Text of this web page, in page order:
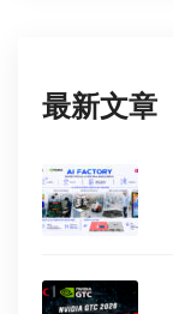
最新文章